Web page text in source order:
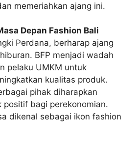
memeriahkan ajang ini.
Depan Fashion Bali
Perdana, berharap ajang
BFP menjadi wadah
pelaku UMKM untuk
kualitas produk.
pihak diharapkan
positif bagi perekonomian.
dikenal sebagai ikon fashion